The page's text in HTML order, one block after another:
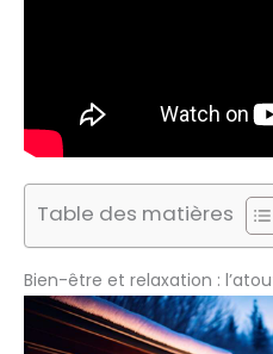
Table des matières
Bien-être et relaxation :